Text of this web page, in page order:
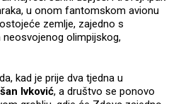
u onom fantomskom avionu
zemlje, zajedno s
olimpijskog,
kad je prije dva tjedna u
Ivković, a društvo se ponovo